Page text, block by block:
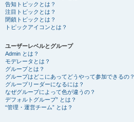
告知トピックとは？
注目トピックとは？
閉鎖トピックとは？
トピックアイコンとは？
ユーザーレベルとグループ
Admin とは？
モデレータとは？
グループとは？
グループはどこにあってどうやって参加できるの？
グループリーダーになるには？
なぜグループによって色が違うの？
デフォルトグループ” とは？
“管理・運営チーム” とは？